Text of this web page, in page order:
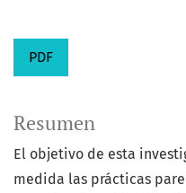
PDF
Resumen
El objetivo de esta
medida las prácticas